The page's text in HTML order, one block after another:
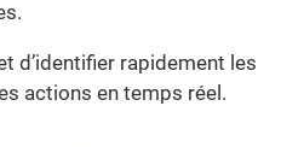
d’identifier rapidement les
actions en temps réel.